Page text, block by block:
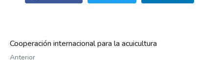
Cooperación internacional para la acuicultura
Anterior